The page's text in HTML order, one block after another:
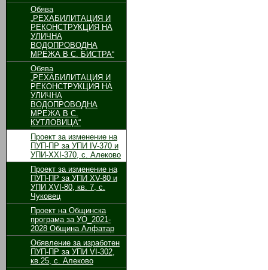
Обява
„РЕХАБИЛИТАЦИЯ И
РЕКОНСТРУКЦИЯ НА
УЛИЧНА
ВОДОПРОВОДНА
МРЕЖА В С. БИСТРА“
Обява
„РЕХАБИЛИТАЦИЯ И
РЕКОНСТРУКЦИЯ НА
УЛИЧНА
ВОДОПРОВОДНА
МРЕЖА В С.
КУТЛОВИЦА“
Проект за изменение на
ПУП-ПР за УПИ ІV-370 и
УПИ-ХХІ-370, с. Алеково
Проект за изменение на
ПУП-ПР за УПИ ХV-80 и
УПИ ХVІ-80, кв. 7, с.
Чуковец
Проект на Общинска
програма за УО_2021-
2028 Община Алфатар
Обявление за изработен
ПУП-ПР за УПИ VІ-302,
кв.25, с. Алеково